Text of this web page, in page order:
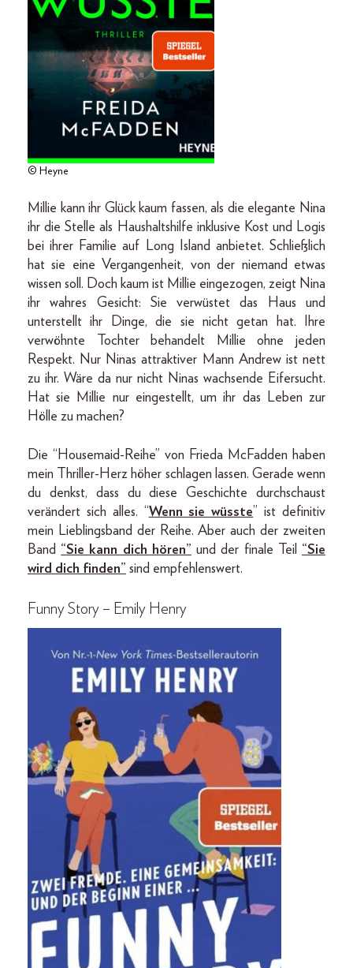
© Heyne
Millie kann ihr Glück kaum fassen, als die elegante Nina
ihr die Stelle als Haushaltshilfe inklusive Kost und Logis
bei ihrer Familie auf Long Island anbietet. Schließlich
hat sie eine Vergangenheit, von der niemand etwas
wissen soll. Doch kaum ist Millie eingezogen, zeigt Nina
ihr wahres Gesicht: Sie verwüstet das Haus und
unterstellt ihr Dinge, die sie nicht getan hat. Ihre
verwöhnte Tochter behandelt Millie ohne jeden
Respekt. Nur Ninas attraktiver Mann Andrew ist nett
zu ihr. Wäre da nur nicht Ninas wachsende Eifersucht.
Hat sie Millie nur eingestellt, um ihr das Leben zur
Hölle zu machen?
Die “Housemaid-Reihe” von Frieda McFadden haben
mein Thriller-Herz höher schlagen lassen. Gerade wenn
du denkst, dass du diese Geschichte durchschaust
verändert sich alles. “Wenn sie wüsste” ist definitiv
mein Lieblingsband der Reihe. Aber auch der zweiten
Band “Sie kann dich hören” und der finale Teil “Sie
wird dich finden” sind empfehlenswert.
Funny Story – Emily Henry